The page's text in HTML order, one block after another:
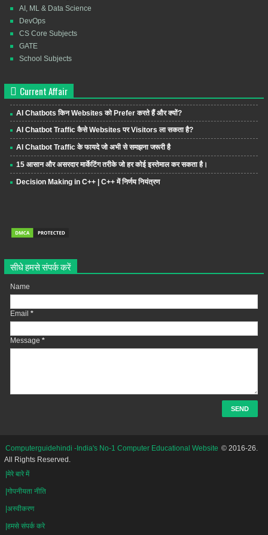
AI, ML & Data Science
DevOps
CS Core Subjects
GATE
School Subjects
Current Affair
AI Chatbots किन Websites को Prefer करते हैं और क्यों?
AI Chatbot Traffic कैसे Websites पर Visitors ला सकता है?
AI Chatbot Traffic के फायदे जो अभी से समझना जरूरी है
15 आसान और असरदार मार्केटिंग तरीके जो हर कोई इस्तेमाल कर सकता है।
Decision Making in C++ | C++ में निर्णय नियंत्रण
सीधे हमसे संपर्क करें
Name
Email *
Message *
Computerguidehindi -India's No-1 Computer Educational Website © 2016-26.
All Rights Reserved.
|मेरे बारे में
|गोपनीयता नीति
|अस्वीकरण
|हमसे संपर्क करे